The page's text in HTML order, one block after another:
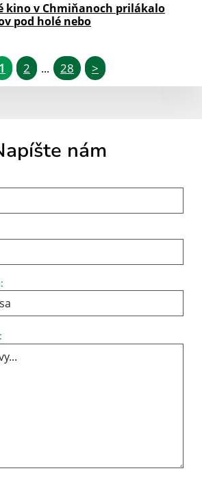
kino v Chmiňanoch prilákalo
pod holé nebo
1 2 ... 28 >
nám